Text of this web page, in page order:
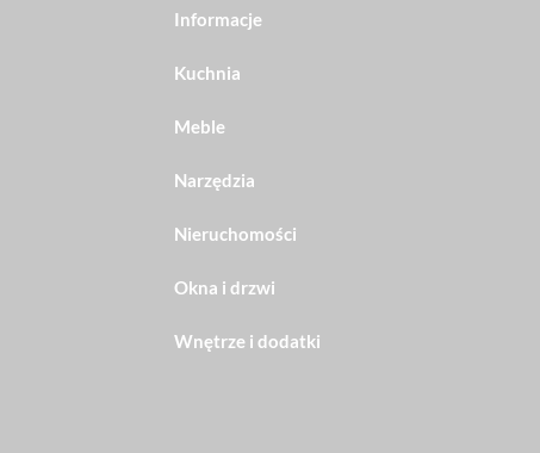
Informacje
Kuchnia
Meble
Narzędzia
Nieruchomości
Okna i drzwi
Wnętrze i dodatki